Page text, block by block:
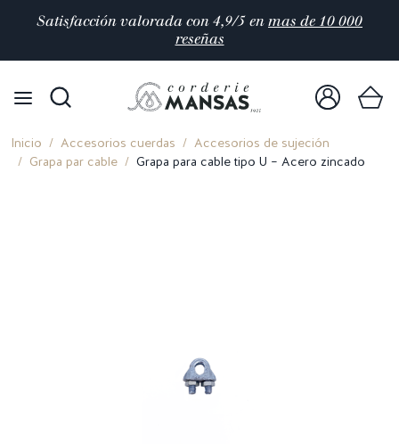
Satisfacción valorada con 4,9/5 en mas de 10 000
reseñas
Inicio Accesorios cuerdas
Accesorios de sujeción
Grapa par cable
Grapa para cable tipo U – Acero zincado